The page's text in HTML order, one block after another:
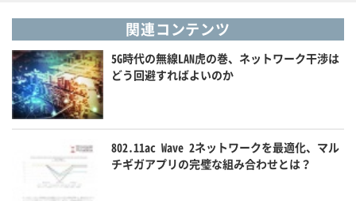
関連コンテンツ
5G時代の無線LAN虎の巻、ネットワーク干渉は
どう回避すればよいのか
802.11ac Wave 2ネットワークを最適化、マル
チギガアプリの完璧な組み合わせとは？